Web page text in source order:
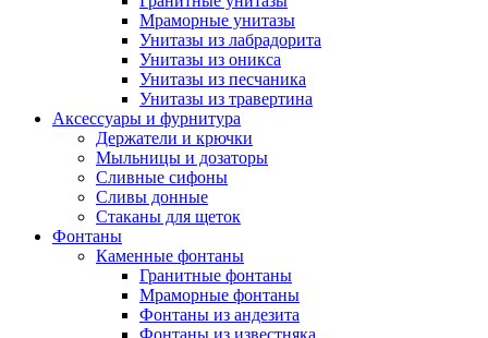
Мраморные унитазы
Унитазы из лабрадорита
Унитазы из оникса
Унитазы из песчаника
Унитазы из травертина
Аксессуары и фурнитура
Держатели и крючки
Мыльницы и дозаторы
Сливные сифоны
Сливы донные
Стаканы для щеток
Фонтаны
Каменные фонтаны
Гранитные фонтаны
Мраморные фонтаны
Фонтаны из андезита
Фонтаны из известняка